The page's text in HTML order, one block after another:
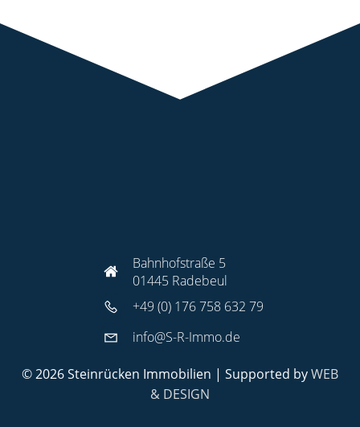
Bahnhofstraße 5
01445 Radebeul
+49 (0) 176 758 632 79
info@S-R-Immo.de
© 2026 Steinrücken Immobilien | Supported byWEB
& DESIGN